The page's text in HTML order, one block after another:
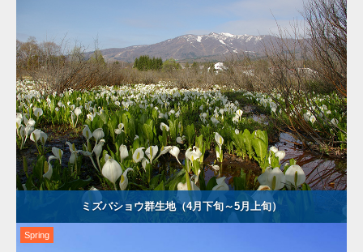
ミズバショウ群生地（4月下旬～5月上旬）
Spring